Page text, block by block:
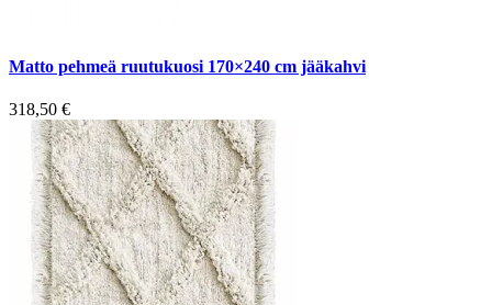
Matto pehmeä ruutukuosi 170×240 cm jääkahvi
318,50 €